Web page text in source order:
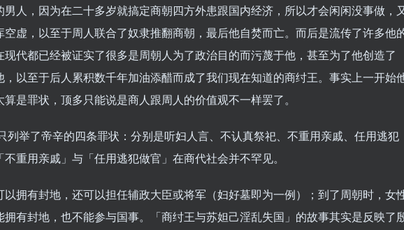
人，因为在二十多岁就搞定商朝四方外患跟国内经济，所以才会闲闲没事做，
虚，以至于周人联合了奴隶推翻商朝，最后他自焚而亡。而后是流传了许多他
代都已经被证实了很多是周朝人为了政治目的而污蔑于他，甚至为了他创造了
，以至于后人累积数千年加油添醋而成了我们现在知道的商纣王。事实上一开始
是罪状，顶多只能说是商人跟周人的价值观不一样罢了。
列举了帝辛的四条罪状：分别是听妇人言、不认真祭祀、不重用亲戚、任用逃犯
重用亲戚」与「任用逃犯做官」在商代社会并不罕见。
拥有封地，还可以担任辅政大臣或将军（妇好墓即为一例）；到了周朝时，女
有封地，也不能参与国事。「商纣王与苏妲己淫乱失国」的故事其实是反映了